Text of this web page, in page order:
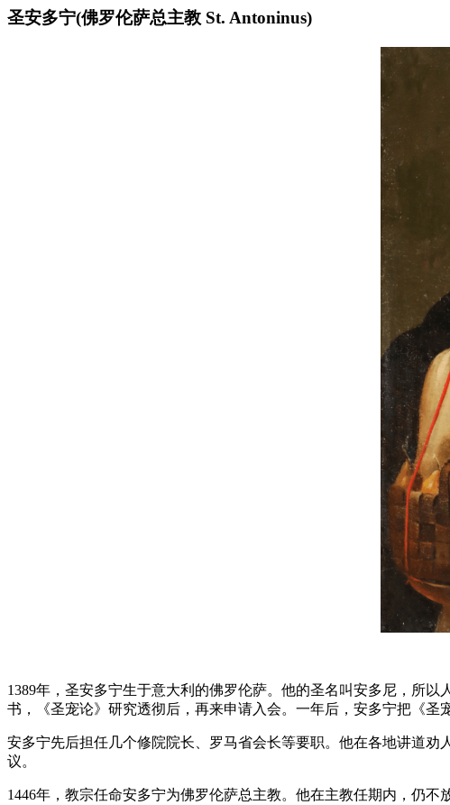
圣安多宁(佛罗伦萨总主教 St. Antoninus)
1389年，圣安多宁生于意大利的佛罗伦萨。他的圣名叫安多尼，所
书，《圣宠论》研究透彻后，再来申请入会。一年后，安多宁把《圣
安多宁先后担任几个修院院长、罗马省会长等要职。他在各地讲道
议。
1446年，教宗任命安多宁为佛罗伦萨总主教。他在主教任期内，仍